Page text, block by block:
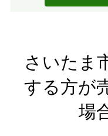
さいたま
する方が
場